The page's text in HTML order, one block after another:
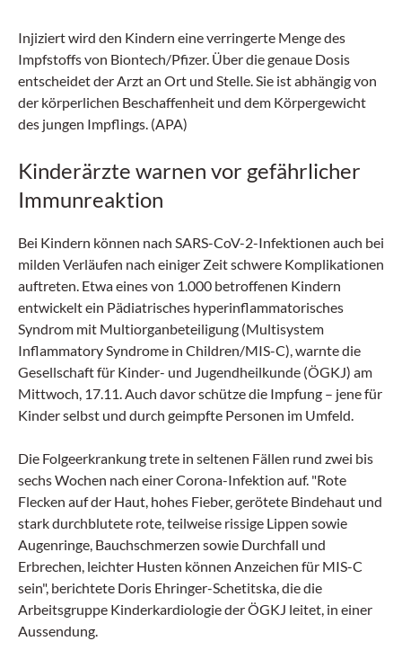
Injiziert wird den Kindern eine verringerte Menge des
Impfstoffs von Biontech/Pfizer. Über die genaue Dosis
entscheidet der Arzt an Ort und Stelle. Sie ist abhängig von
der körperlichen Beschaffenheit und dem Körpergewicht
des jungen Impflings. (APA)
Kinderärzte warnen vor gefährlicher
Immunreaktion
Bei Kindern können nach SARS-CoV-2-Infektionen auch bei
milden Verläufen nach einiger Zeit schwere Komplikationen
auftreten. Etwa eines von 1.000 betroffenen Kindern
entwickelt ein Pädiatrisches hyperinflammatorisches
Syndrom mit Multiorganbeteiligung (Multisystem
Inflammatory Syndrome in Children/MIS-C), warnte die
Gesellschaft für Kinder- und Jugendheilkunde (ÖGKJ) am
Mittwoch, 17.11. Auch davor schütze die Impfung – jene für
Kinder selbst und durch geimpfte Personen im Umfeld.
Die Folgeerkrankung trete in seltenen Fällen rund zwei bis
sechs Wochen nach einer Corona-Infektion auf. "Rote
Flecken auf der Haut, hohes Fieber, gerötete Bindehaut und
stark durchblutete rote, teilweise rissige Lippen sowie
Augenringe, Bauchschmerzen sowie Durchfall und
Erbrechen, leichter Husten können Anzeichen für MIS-C
sein", berichtete Doris Ehringer-Schetitska, die die
Arbeitsgruppe Kinderkardiologie der ÖGKJ leitet, in einer
Aussendung.